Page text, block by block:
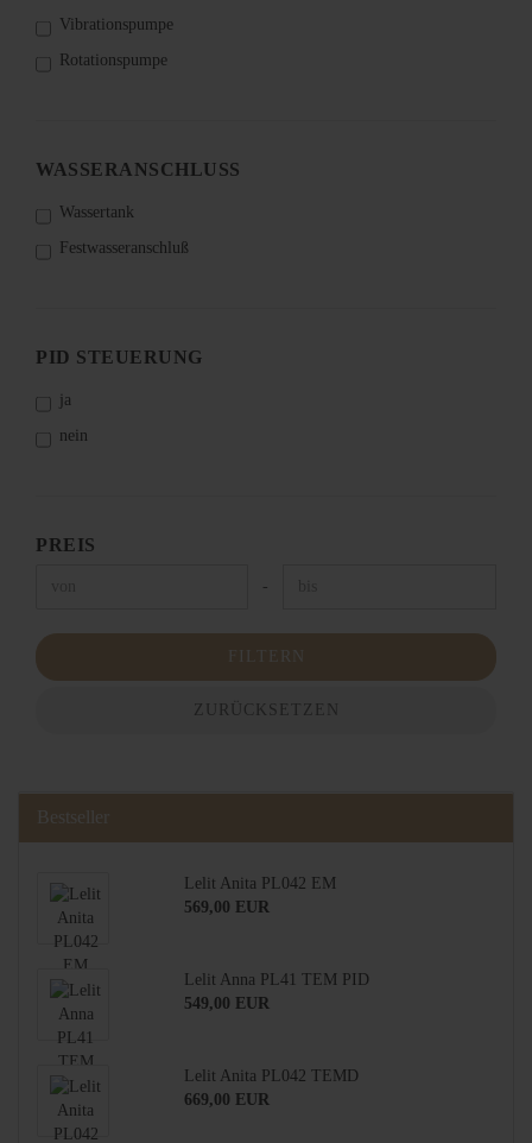
Vibrationspumpe
Rotationspumpe
WASSERANSCHLUSS
Wassertank
Festwasseranschluß
PID STEUERUNG
ja
nein
PREIS
-
FILTERN
ZURÜCKSETZEN
Bestseller
Lelit Anita PL042 EM
569,00 EUR
Lelit Anna PL41 TEM PID
549,00 EUR
Lelit Anita PL042 TEMD
669,00 EUR